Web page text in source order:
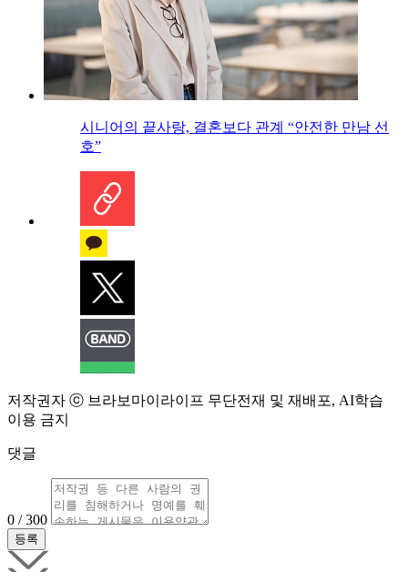
시니어의 끝사랑, 결혼보다 관계 “안전한 만남 선
호”
저작권자 ⓒ 브라보마이라이프 무단전재 및 재배포, AI학습
이용 금지
댓글
0 / 300